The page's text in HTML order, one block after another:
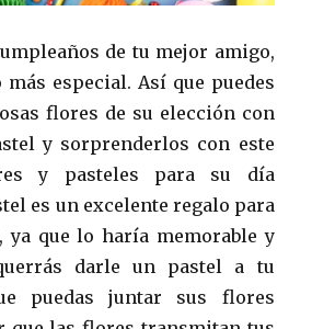
de tu mejor amigo,
especial. Así que puedes
flores de su elección con
y sorprenderlos con este
y pasteles para su día
es un excelente regalo para
ya que lo haría memorable y
darle un pastel a tu
puedas juntar sus flores